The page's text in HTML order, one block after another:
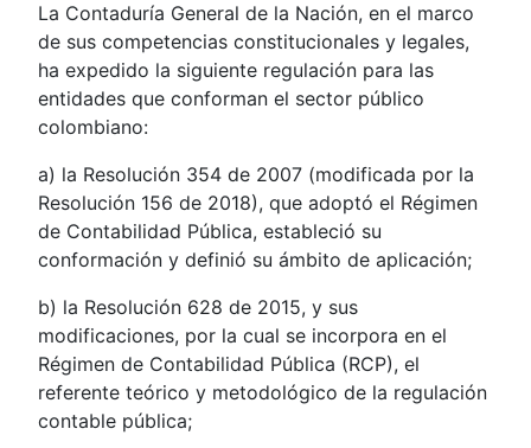
La Contaduría General de la Nación, en el marco
de sus competencias constitucionales y legales,
ha expedido la siguiente regulación para las
entidades que conforman el sector público
colombiano:
a) la Resolución 354 de 2007 (modificada por la
Resolución 156 de 2018), que adoptó el Régimen
de Contabilidad Pública, estableció su
conformación y definió su ámbito de aplicación;
b) la Resolución 628 de 2015, y sus
modificaciones, por la cual se incorpora en el
Régimen de Contabilidad Pública (RCP), el
referente teórico y metodológico de la regulación
contable pública;